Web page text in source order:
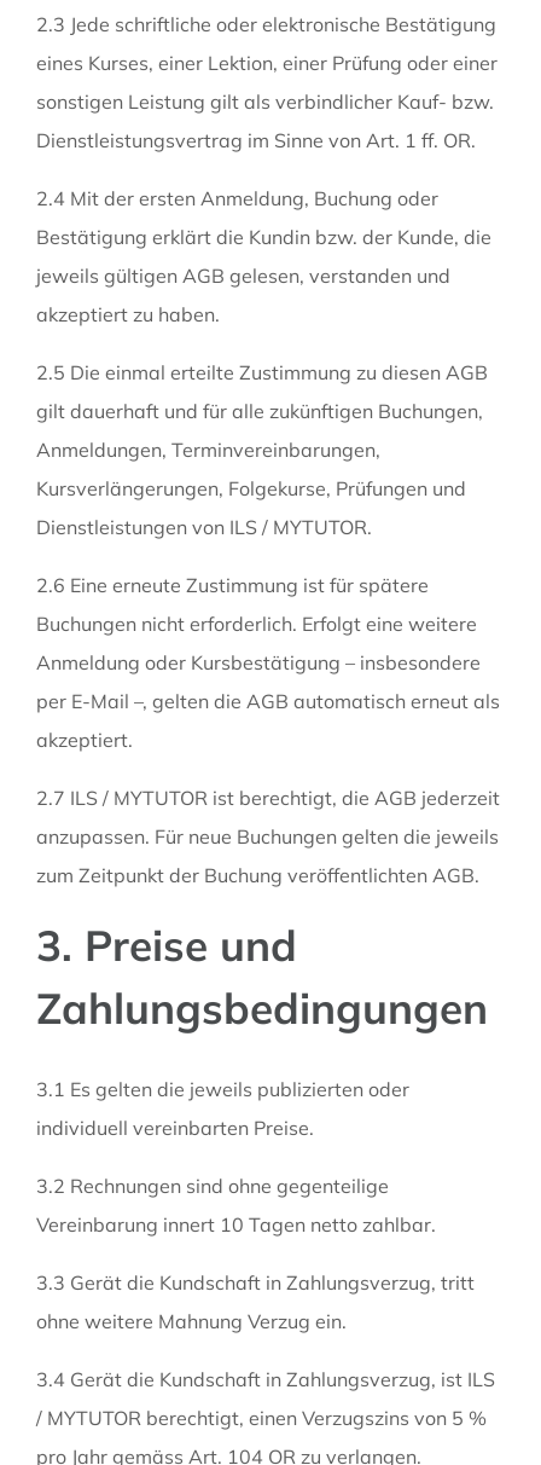
2.3 Jede schriftliche oder elektronische Bestätigung
eines Kurses, einer Lektion, einer Prüfung oder einer
sonstigen Leistung gilt als verbindlicher Kauf- bzw.
Dienstleistungsvertrag im Sinne von Art. 1 ff. OR.
2.4 Mit der ersten Anmeldung, Buchung oder
Bestätigung erklärt die Kundin bzw. der Kunde, die
jeweils gültigen AGB gelesen, verstanden und
akzeptiert zu haben.
2.5 Die einmal erteilte Zustimmung zu diesen AGB
gilt dauerhaft und für alle zukünftigen Buchungen,
Anmeldungen, Terminvereinbarungen,
Kursverlängerungen, Folgekurse, Prüfungen und
Dienstleistungen von ILS / MYTUTOR.
2.6 Eine erneute Zustimmung ist für spätere
Buchungen nicht erforderlich. Erfolgt eine weitere
Anmeldung oder Kursbestätigung – insbesondere
per E-Mail –, gelten die AGB automatisch erneut als
akzeptiert.
2.7 ILS / MYTUTOR ist berechtigt, die AGB jederzeit
anzupassen. Für neue Buchungen gelten die jeweils
zum Zeitpunkt der Buchung veröffentlichten AGB.
3. Preise und
Zahlungsbedingungen
3.1 Es gelten die jeweils publizierten oder
individuell vereinbarten Preise.
3.2 Rechnungen sind ohne gegenteilige
Vereinbarung innert 10 Tagen netto zahlbar.
3.3 Gerät die Kundschaft in Zahlungsverzug, tritt
ohne weitere Mahnung Verzug ein.
3.4 Gerät die Kundschaft in Zahlungsverzug, ist ILS
/ MYTUTOR berechtigt, einen Verzugszins von 5 %
pro Jahr gemäss Art. 104 OR zu verlangen.